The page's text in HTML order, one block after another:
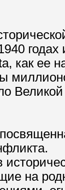
как ее
на